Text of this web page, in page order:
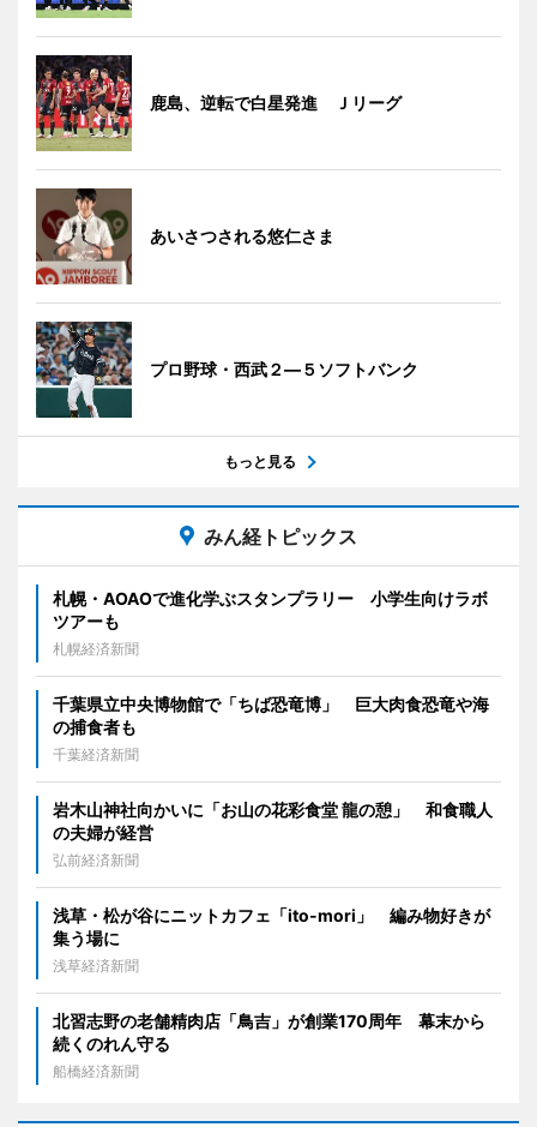
鹿島、逆転で白星発進 Ｊリーグ
あいさつされる悠仁さま
プロ野球・西武２―５ソフトバンク
もっと見る
みん経トピックス
札幌・AOAOで進化学ぶスタンプラリー 小学生向けラボ
ツアーも
札幌経済新聞
千葉県立中央博物館で「ちば恐竜博」 巨大肉食恐竜や海
の捕食者も
千葉経済新聞
岩木山神社向かいに「お山の花彩食堂 龍の憩」 和食職人
の夫婦が経営
弘前経済新聞
浅草・松が谷にニットカフェ「ito-mori」 編み物好きが
集う場に
浅草経済新聞
北習志野の老舗精肉店「鳥吉」が創業170周年 幕末から
続くのれん守る
船橋経済新聞